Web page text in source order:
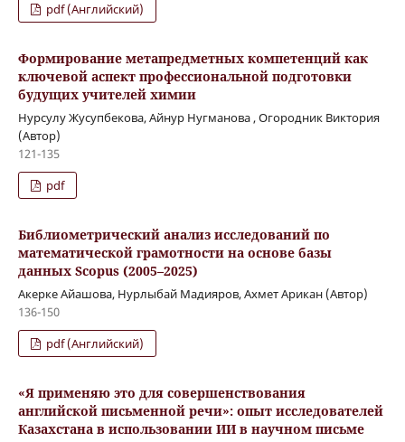
pdf (Английский)
Формирование метапредметных компетенций как
ключевой аспект профессиональной подготовки
будущих учителей химии
Нурсулу Жусупбекова, Айнур Нугманова , Огородник Виктория
(Автор)
121-135
pdf
Библиометрический анализ исследований по
математической грамотности на основе базы
данных Scopus (2005–2025)
Акерке Айашова, Нурлыбай Мадияров, Ахмет Арикан (Автор)
136-150
pdf (Английский)
«Я применяю это для совершенствования
английской письменной речи»: опыт исследователей
Казахстана в использовании ИИ в научном письме